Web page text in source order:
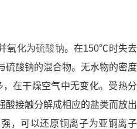
氧化为硫酸钠。在150℃时失去
硫酸钠的混合物。无水物的密度
，在干燥空气中无变化。受热分
酸接触分解成相应的盐类而放出
，可以还原铜离子为亚铜离子